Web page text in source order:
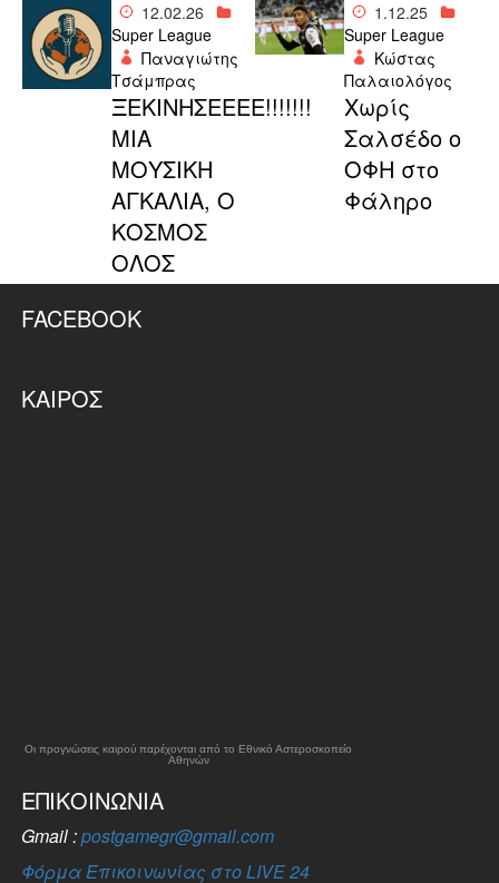
12.02.26
Super League
Παναγιώτης
Τσάμπρας
ΞΕΚΙΝΗΣΕΕΕΕ!!!!!!!
ΜΙΑ
ΜΟΥΣΙΚΗ
ΑΓΚΑΛΙΑ, Ο
ΚΟΣΜΟΣ
ΟΛΟΣ
1.12.25
Super League
Κώστας
Παλαιολόγος
Χωρίς
Σαλσέδο ο
ΟΦΗ στο
Φάληρο
FACEBOOK
ΚΑΙΡΌΣ
Οι προγνώσεις καιρού παρέχονται από το Εθνικό Αστεροσκοπείο
Αθηνών
ΕΠΙΚΟΙΝΩΝΊΑ
Gmail :postgamegr@gmail.com
Φόρμα Επικοινωνίας στο LIVE 24